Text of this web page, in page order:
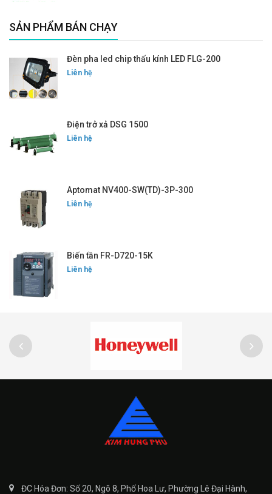
SẢN PHẨM BÁN CHẠY
Đèn pha led chip thấu kính LED FLG-200
Liên hệ
Điện trở xả DSG 1500
Liên hệ
Aptomat NV400-SW(TD)-3P-300
Liên hệ
Biến tần FR-D720-15K
Liên hệ
ĐC Hóa Đơn: Số 20, Ngõ 8, Phố Hoa Lư, Phường Lê Đại Hành,